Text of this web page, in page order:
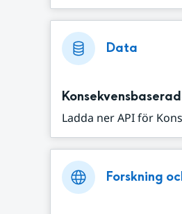
Data
Ladda ner API för
Forskning